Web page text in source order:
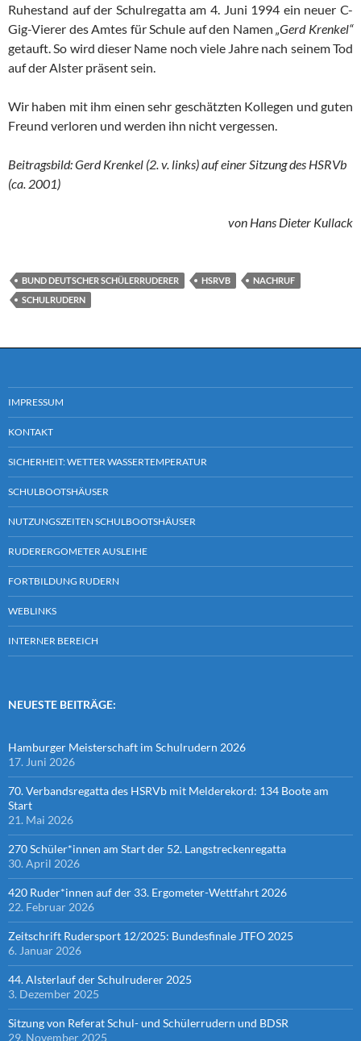
Ruhestand auf der Schulregatta am 4. Juni 1994 ein neuer C-
Gig-Vierer des Amtes für Schule auf den Namen „Gerd Krenkel“
getauft. So wird dieser Name noch viele Jahre nach seinem Tod
auf der Alster präsent sein.
Wir haben mit ihm einen sehr geschätzten Kollegen und guten
Freund verloren und werden ihn nicht vergessen.
Beitragsbild: Gerd Krenkel (2. v. links) auf einer Sitzung des HSRVb
(ca. 2001)
von Hans Dieter Kullack
BUND DEUTSCHER SCHÜLERRUDERER HSRVB
NACHRUF
SCHULRUDERN
IMPRESSUM
KONTAKT
SICHERHEIT: WETTER WASSERTEMPERATUR
SCHULBOOTSHÄUSER
NUTZUNGSZEITEN SCHULBOOTSHÄUSER
RUDERERGOMETER AUSLEIHE
FORTBILDUNG RUDERN
WEBLINKS
INTERNER BEREICH
NEUESTE BEITRÄGE:
Hamburger Meisterschaft im Schulrudern 2026
17. Juni 2026
70. Verbandsregatta des HSRVb mit Melderekord: 134 Boote am
Start
21. Mai 2026
270 Schüler*innen am Start der 52. Langstreckenregatta
30. April 2026
420 Ruder*innen auf der 33. Ergometer-Wettfahrt 2026
22. Februar 2026
Zeitschrift Rudersport 12/2025: Bundesfinale JTFO 2025
6. Januar 2026
44. Alsterlauf der Schulruderer 2025
3. Dezember 2025
Sitzung von Referat Schul- und Schülerrudern und BDSR
29. November 2025